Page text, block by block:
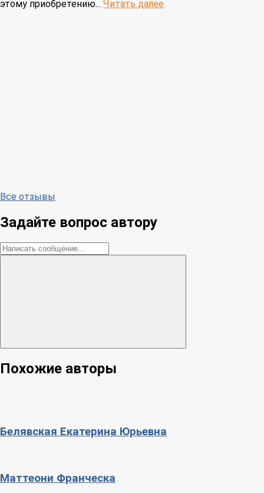
этому приобретению... Читать далее
Все отзывы
Задайте вопрос автору
Похожие авторы
Белявская Екатерина Юрьевна
Маттеони Франческа